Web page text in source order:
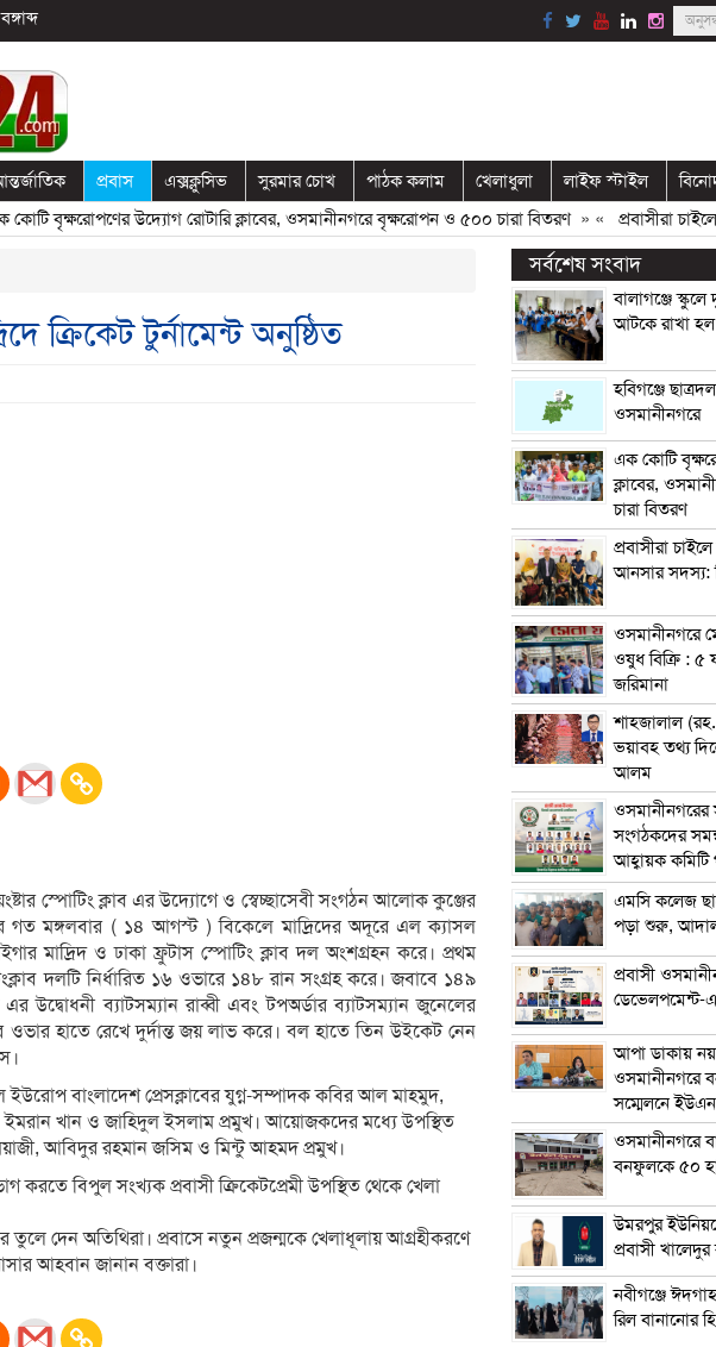
প্রবাস এক্সক্লুসিভ সুরমার চোখ পাঠক কলাম খেলাধুলা লাইফ স্টাইল
বৃক্ষরোপণের উদ্যোগ রোটারি ক্লাবের, ওসমানীনগরে বৃক্ষরোপন ও ৫০০ চারা বিতরণ» « প্রবাসীরা চাইলে
ক্রিকেট টুর্নামেন্ট অনুষ্ঠিত
স্পোটিং ক্লাব এর উদ্যোগে ও স্বেচ্ছাসেবী সংগঠন আলোক কুঞ্জের
গত মঙ্গলবার ( ১৪ আগস্ট ) বিকেলে মাদ্রিদের অদূরে এল ক্যাসল
মাদ্রিদ ও ঢাকা ফ্রুটাস স্পোটিং ক্লাব দল অংশগ্রহন করে। প্রথম
দলটি নির্ধারিত ১৬ ওভারে ১৪৮ রান সংগ্রহ করে। জবাবে ১৪৯
এর উদ্বোধনী ব্যাটসম্যান রাব্বী এবং টপঅর্ডার ব্যাটসম্যান জুনেলের
ওভার হাতে রেখে দুর্দান্ত জয় লাভ করে। বল হাতে তিন উইকেট নেন
ইউরোপ বাংলাদেশ প্রেসক্লাবের যুগ্ন-সম্পাদক কবির আল মাহমুদ,
ইমরান খান ও জাহিদুল ইসলাম প্রমুখ। আয়োজকদের মধ্যে উপস্থিত
আবিদুর রহমান জসিম ও মিন্টু আহমদ প্রমুখ।
বিপুল সংখ্যক প্রবাসী ক্রিকেটপ্রেমী উপস্থিত থেকে খেলা
তুলে দেন অতিথিরা। প্রবাসে নতুন প্রজন্মকে খেলাধূলায় আগ্রহীকরণে
আহবান জানান বক্তারা।
সর্বশেষ সংবাদ
বালাগঞ্জে
আটকে রাখা হল
হবিগঞ্জে
ওসমানীনগরে
এক কোটি
ক্লাবের,
চারা বিতরণ
প্রবাসীরা
আনসার সদস্য:
ওসমানীনগরে
ওষুধ বিক্রি : ৫
জরিমানা
শাহজালাল
ভয়াবহ তথ্য
আলম
ওসমানীনগরের
সংগঠকদের
আহ্বায়ক
এম‌সি কলেজ
পড়া শুরু,
প্রবাসী
ডেভেলপমেন্ট-
আপা ডাকায় নয়,
ওসমানীনগরে
সম্মেলনে
ওসমানীনগরে
বনফুলকে ৫০
উমরপুর
প্রবাসী
নবীগঞ্জে
রিল বানানোর